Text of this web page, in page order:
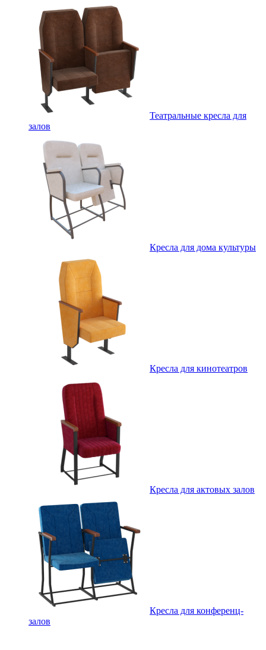
Театральные кресла для
залов
Кресла для дома культуры
Кресла для кинотеатров
Кресла для актовых залов
Кресла для конференц-
залов